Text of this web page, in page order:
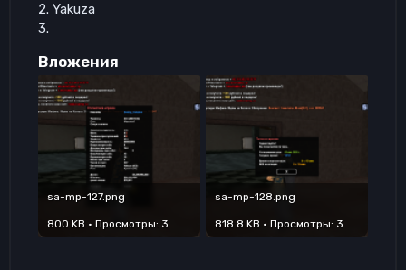
2. Yakuza
3.
Вложения
sa-mp-127.png
800 KB · Просмотры: 3
sa-mp-128.png
818.8 KB · Просмотры: 3